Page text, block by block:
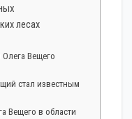
лесах
Олега Вещего
стал известным
Вещего в области